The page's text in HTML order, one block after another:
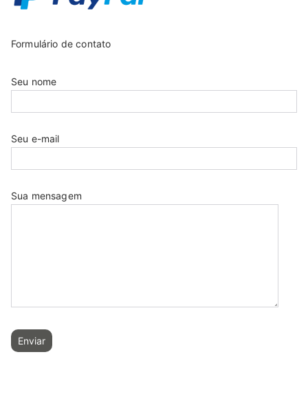
Formulário de contato
Seu nome
Seu e-mail
Sua mensagem